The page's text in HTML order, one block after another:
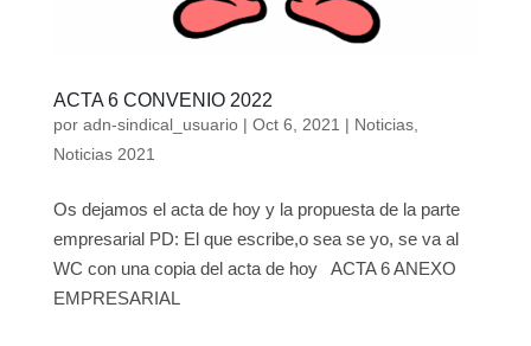
ACTA 6 CONVENIO 2022
por adn-sindical_usuario| Oct 6, 2021 | Noticias,
Noticias 2021
Os dejamos el acta de hoy y la propuesta de la parte
empresarial PD: El que escribe,o sea se yo, se va al
WC con una copia del acta de hoy ACTA 6 ANEXO
EMPRESARIAL